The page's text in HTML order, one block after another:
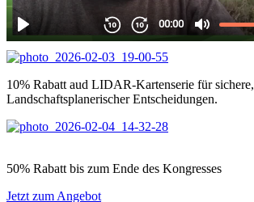
Unsere Empfehlungen, die wir selbst nutzen
10% Rabatt aud LIDAR-Kartenserie für sichere,
Landschaftsplanerischer Entscheidungen.
50% Rabatt bis zum Ende des Kongresses
Jetzt zum Angebot